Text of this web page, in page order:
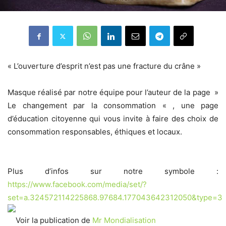
« L’ouverture d’esprit n’est pas une fracture du crâne »
Masque réalisé par notre équipe pour l’auteur de la page »
Le changement par la consommation « , une page
d’éducation citoyenne qui vous invite à faire des choix de
consommation responsables, éthiques et locaux.
Plus d’infos sur notre symbole :
https://www.facebook.com/media/set/?
set=a.324572114225868.97684.177043642312050&type=3
Voir la publication de Mr Mondialisation